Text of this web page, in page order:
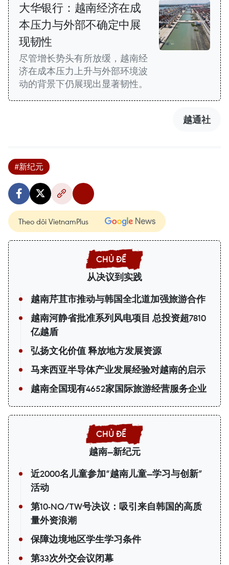
大华银行：越南经济在成
本压力与外部不确定中展
现韧性
尽管增长势头有所放缓，越南经
济在成本压力上升与外部环境波
动的背景下仍展现出显著韧性。
越通社
#新纪元
Theo dõi VietnamPlus
从决议到实践
越南芹苴市推动与韩国全北道加强旅游合作
越南河静省批准系列风电项目 总投资超7810
亿越盾
弘扬文化价值 释放地方发展资源
马来西亚半导体产业发展经验对越南的启示
越南全国现有4652家国际旅游经营服务企业
越南—新纪元
近2000名儿童参加“越南儿童—学习与创新”
活动
第10-NQ/TW号决议：吸引来自韩国的高质
量外资浪潮
保障边境地区学生学习条件
第33次外交会议闭幕